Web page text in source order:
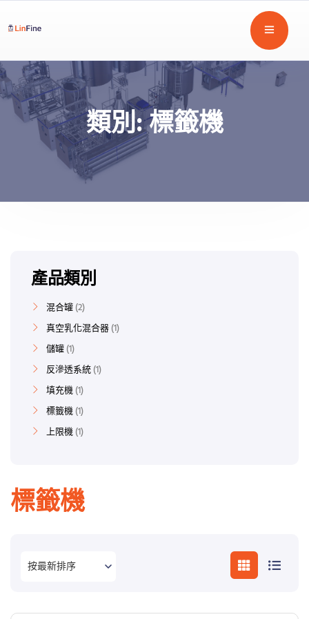
類別:標籤機
標籤機
產品類別
混合罐 2
真空乳化混合器 1
儲罐 1
反滲透系統 1
填充機 1
標籤機 1
上限機 1